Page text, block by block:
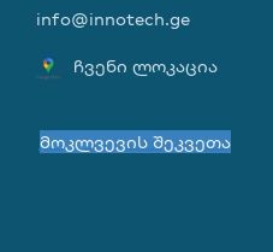
info@innotech.ge
ჩვენი ლოკაცია
მოკლვევის შეკვეთა